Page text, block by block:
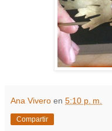
Ana Vivero en 5:10 p. m.
Compartir